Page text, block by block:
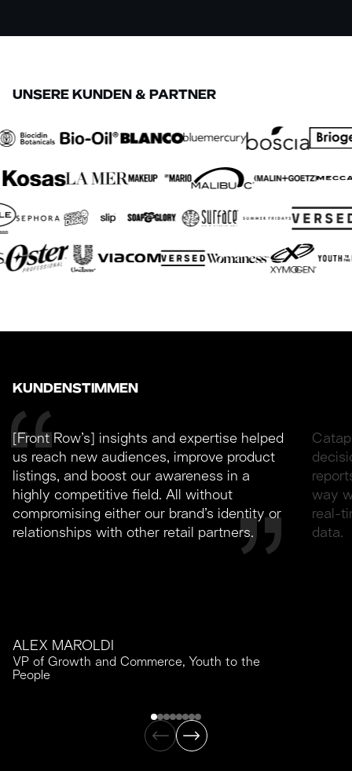
UNSERE KUNDEN & PARTNER
KUNDENSTIMMEN
[Front Row’s] insights and expertise helped
us reach new audiences, improve product
listings, and boost our awareness in a
highly competitive field. All without
compromising either our brand’s identity or
relationships with other retail partners.
ALEX MAROLDI
VP of Growth and Commerce, Youth to the
People
way
real-
data.